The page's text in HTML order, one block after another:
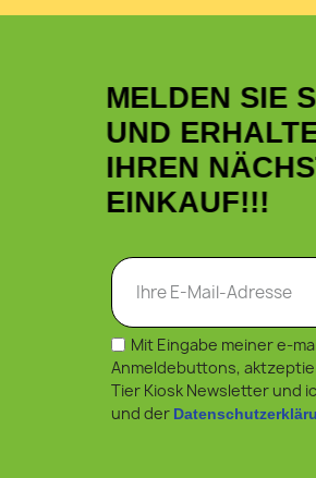
MELDEN SIE
UND
IHREN
EINKAUF!!!
Mit Eingabe meiner e-
Anmeldebuttons,
Tier Kiosk Newsletter und
und der